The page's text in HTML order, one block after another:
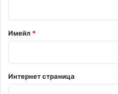
*
Имейл *
Интернет страница